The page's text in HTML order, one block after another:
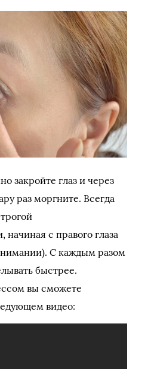
закройте глаз и через
раз моргните. Всегда
начиная с правого глаза
С каждым разом
быстрее.
вы сможете
видео: